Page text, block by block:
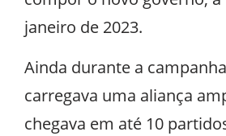
janeiro de 2023.
Ainda durante a
carregava uma aliança
chegava em até 10